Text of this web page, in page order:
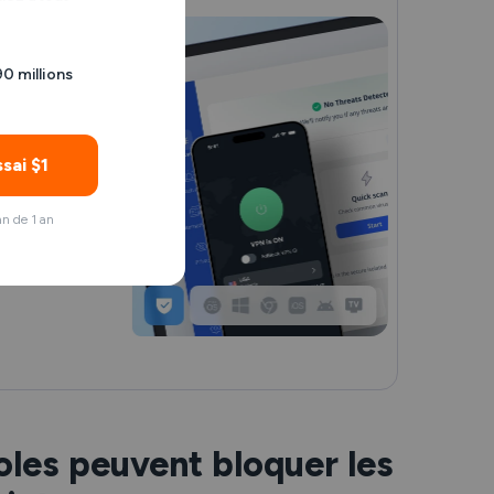
peuvent bloquer les
millions
$1
de 1 an